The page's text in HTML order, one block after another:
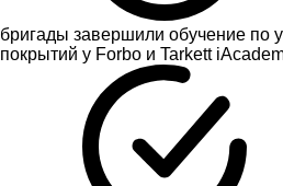
бригады завершили обучение по
покрытий у Forbo и Tarkett